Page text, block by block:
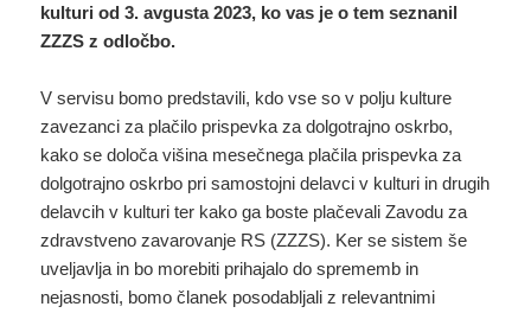
kulturi od 3. avgusta 2023, ko vas je o tem seznanil
ZZZS z odločbo.
V servisu bomo predstavili, kdo vse so v polju kulture
zavezanci za plačilo prispevka za dolgotrajno oskrbo,
kako se določa višina mesečnega plačila prispevka za
dolgotrajno oskrbo pri samostojni delavci v kulturi in drugih
delavcih v kulturi ter kako ga boste plačevali Zavodu za
zdravstveno zavarovanje RS (ZZZS). Ker se sistem še
uveljavlja in bo morebiti prihajalo do sprememb in
nejasnosti, bomo članek posodabljali z relevantnimi